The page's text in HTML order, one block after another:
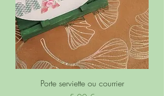
Porte serviette ou courrier